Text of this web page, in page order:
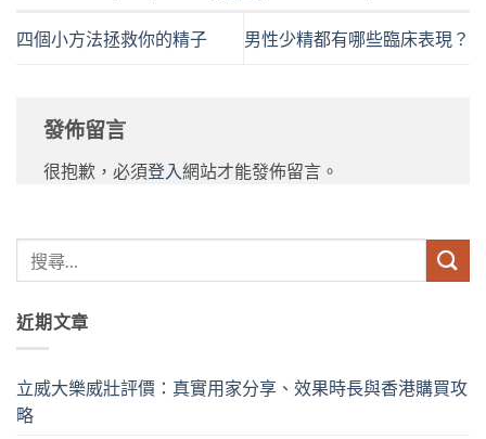
四個小方法拯救你的精子 男性少精都有哪些臨床表現？
發佈留言
很抱歉，必須登入 網站才能發佈留言。
近期文章
立威大樂威壯評價：真實用家分享、效果時長與香港購買攻
略